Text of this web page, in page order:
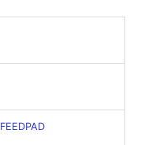
FEEDPAD